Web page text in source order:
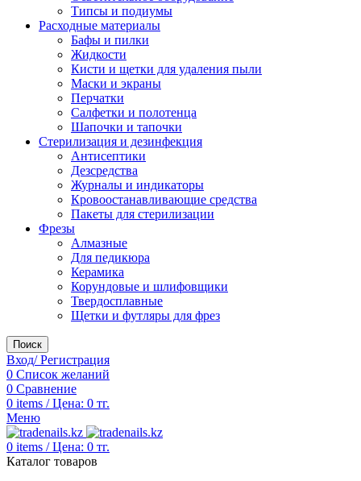
Типсы и подиумы
Расходные материалы
Бафы и пилки
Жидкости
Кисти и щетки для удаления пыли
Маски и экраны
Перчатки
Салфетки и полотенца
Шапочки и тапочки
Стерилизация и дезинфекция
Антисептики
Дезсредства
Журналы и индикаторы
Кровоостанавливающие средства
Пакеты для стерилизации
Фрезы
Алмазные
Для педикюра
Керамика
Корундовые и шлифовщики
Твердосплавные
Щетки и футляры для фрез
Поиск
Вход/ Регистрация
0 Список желаний
0 Сравнение
0 items / Цена: 0 тг.
Меню
0 items / Цена: 0 тг.
Каталог товаров